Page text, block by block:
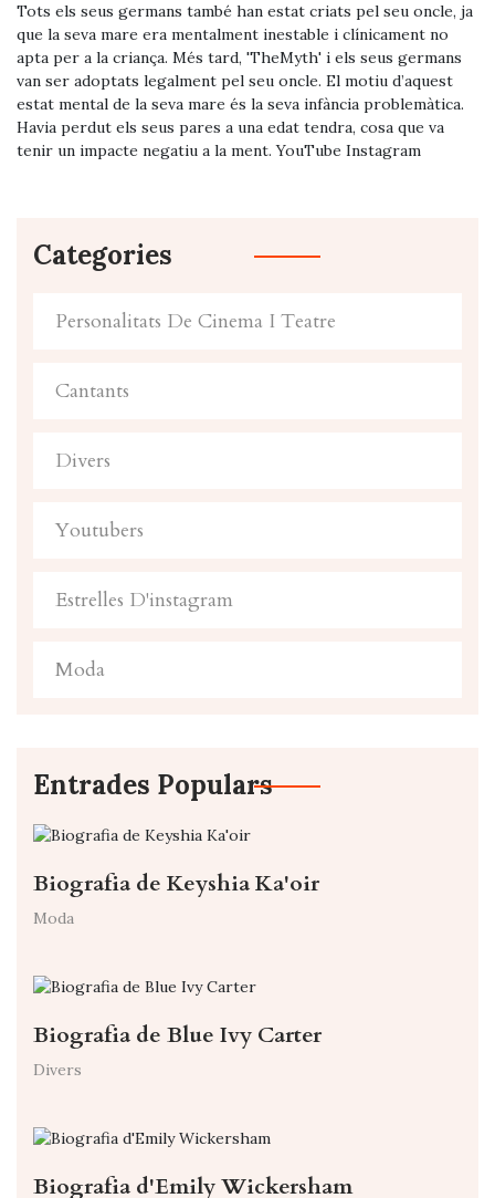
Tots els seus germans també han estat criats pel seu oncle, ja
que la seva mare era mentalment inestable i clínicament no
apta per a la criança. Més tard, 'TheMyth' i els seus germans
van ser adoptats legalment pel seu oncle. El motiu d’aquest
estat mental de la seva mare és la seva infància problemàtica.
Havia perdut els seus pares a una edat tendra, cosa que va
tenir un impacte negatiu a la ment. YouTube Instagram
Categories
Personalitats De Cinema I Teatre
Cantants
Divers
Youtubers
Estrelles D'instagram
Moda
Entrades Populars
Biografia de Keyshia Ka'oir
Moda
Biografia de Blue Ivy Carter
Divers
Biografia d'Emily Wickersham